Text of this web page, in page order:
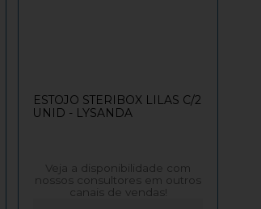
ESTOJO STERIBOX LILAS C/2
UNID - LYSANDA
Veja a disponibilidade com
nossos consultores em outros
canais de vendas!